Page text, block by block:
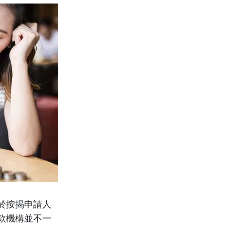
按揭申請人
機構並不一